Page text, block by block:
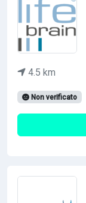
4.5 km
Non verificato